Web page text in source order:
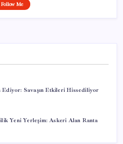
Follow Me
Ediyor: Savaşın Etkileri Hissediliyor
Yeni Yerleşim: Askeri Alan Ranta